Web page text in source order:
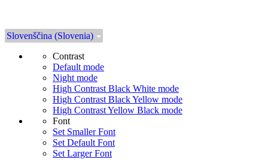
Slovenščina (Slovenia)
Contrast
Default mode
Night mode
High Contrast Black White mode
High Contrast Black Yellow mode
High Contrast Yellow Black mode
Font
Set Smaller Font
Set Default Font
Set Larger Font